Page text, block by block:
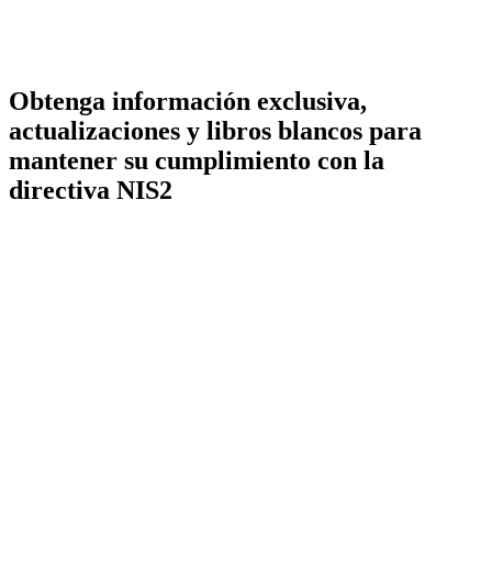
Obtenga información exclusiva,
actualizaciones y libros blancos para
mantener su cumplimiento con la
directiva NIS2